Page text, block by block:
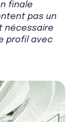
finale
pas un
nécessaire
profil avec